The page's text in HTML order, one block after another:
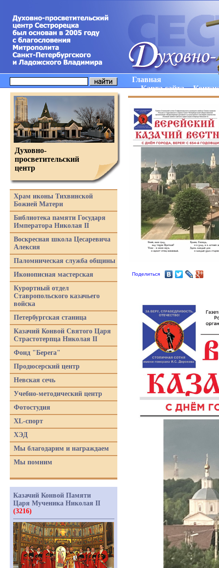
Главная
Карта сайта
Поделиться
Духовно-
просветительский
центр
Храм иконы Тихвинской
Божией Матери
Библиотека памяти Государя
Императора Николая II
Воскресная школа Цесаревича
Алексия
Паломническая служба общины
Иконописная мастерская
Курортный отдел
Ставропольского казачьего
войска
Петербургская станица
Казачий Конвой Святого Царя
Страстотерпца Николая II
Фонд "Берега"
Продюсерский центр
Невская сечь
Учебно-методический центр
Фотостудия
XL-спорт
ХЭД
Мы благодарим и награждаем
Мы помним
Казачий Конвой Памяти
Царя Мученика Николая II
(3216)